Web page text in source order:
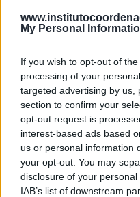
My Personal
If you wish to opt-out of
processing of your
targeted advertising by us,
section to confirm your
opt-out request is
interest-based ads based
us or personal information
your opt-out. You may
disclosure of your
IAB’s list of downstream
citar dos de las
puede marcar la
A medida que el
incremente la riqueza
capacidades públicas
través de la
disponibilidad de
institucionales en